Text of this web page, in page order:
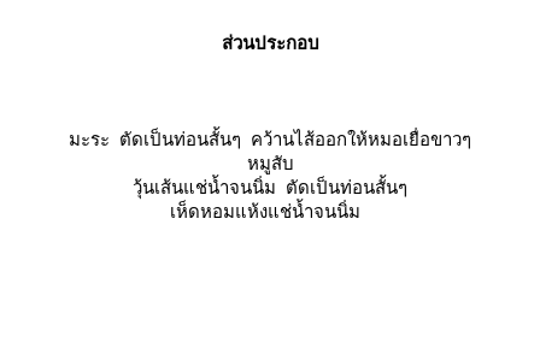
ส่วนประกอบ
มะระ ตัดเป็นท่อนสั้นๆ คว้านไส้ออกให้หมอเยื่อขาวๆ
หมูสับ
วุ้นเส้นแช่น้ำจนนิ่ม ตัดเป็นท่อนสั้นๆ
เห็ดหอมแห้งแช่น้ำจนนิ่ม